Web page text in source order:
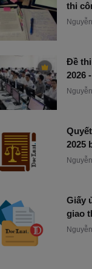
thi
Đề
2026
2025
Giấy
giao